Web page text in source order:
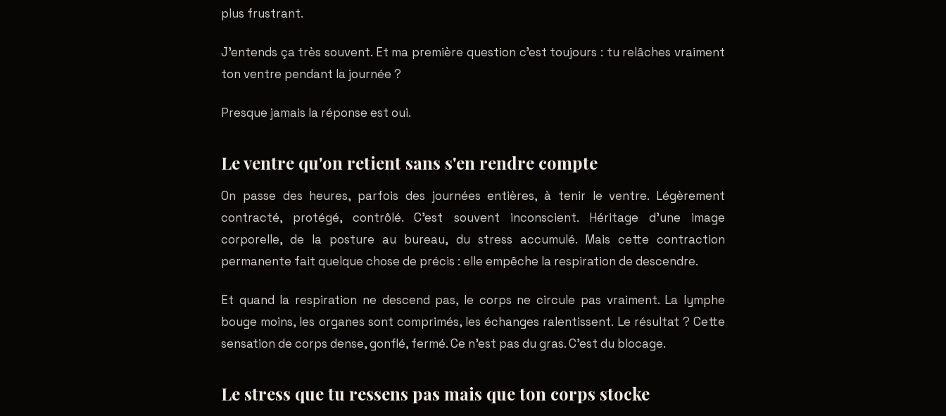
plus frustrant.
J'entends ça très souvent. Et ma première question c'est toujours : tu relâches vraiment
ton ventre pendant la journée ?
Presque jamais la réponse est oui.
Le ventre qu'on retient sans s'en rendre compte
On passe des heures, parfois des journées entières, à tenir le ventre. Légèrement
contracté, protégé, contrôlé. C'est souvent inconscient. Héritage d'une image
corporelle, de la posture au bureau, du stress accumulé. Mais cette contraction
permanente fait quelque chose de précis : elle empêche la respiration de descendre.
Et quand la respiration ne descend pas, le corps ne circule pas vraiment. La lymphe
bouge moins, les organes sont comprimés, les échanges ralentissent. Le résultat ? Cette
sensation de corps dense, gonflé, fermé. Ce n'est pas du gras. C'est du blocage.
Le stress que tu ressens pas mais que ton corps stocke